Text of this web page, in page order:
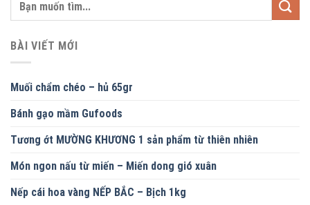
BÀI VIẾT MỚI
Muối chẩm chéo – hủ 65gr
Bánh gạo mầm Gufoods
Tương ớt MƯỜNG KHƯƠNG 1 sản phẩm từ thiên nhiên
Món ngon nấu từ miến – Miến dong gió xuân
Nếp cái hoa vàng NẾP BẮC – Bịch 1kg